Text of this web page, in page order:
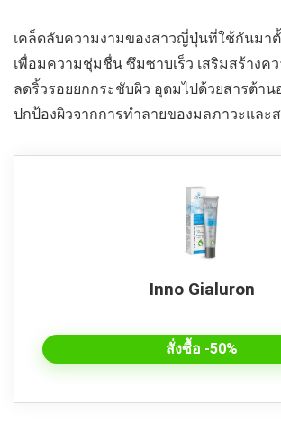
เคล็ดลับความงามของสาวญี่ปุ่นที่ใช้กันมา
เพื่อมความชุ่มชื่น ซึมซาบเร็ว เสริมสร้างค
ลดริ้วรอยยกกระชับผิว อุดมไปด้วยสารต้า
ปกป้องผิวจากการทำลายของมลภาวะและ
Inno Gialuron
สั่งซื้อ -50%